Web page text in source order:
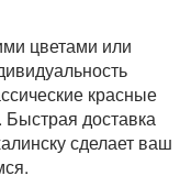
цветами или
красные
доставка
сделает ваш